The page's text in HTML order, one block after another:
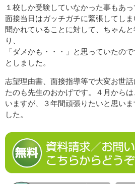
１校しか受験していなかった事もあ
面接当日はガッチガチに緊張してしま
聞かれていることに対して、ちゃん
り、
「ダメかも・・・」と思っていたの
としました。
志望理由書、面接指導等で大変お世
たのも先生のおかげです。４月から
いますが、３年間頑張りたいと思い
した。